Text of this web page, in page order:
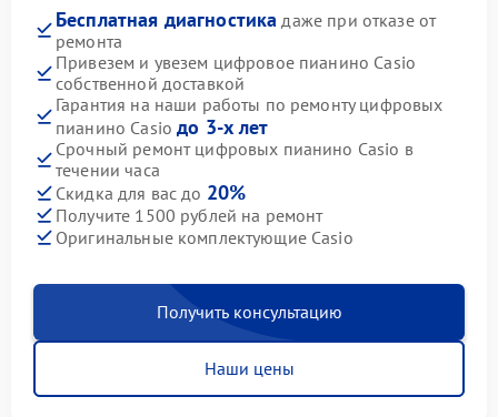
Бесплатная диагностика даже при отказе от
ремонта
Привезем и увезем цифровое пианино Casio
собственной доставкой
Гарантия на наши работы по ремонту цифровых
пианино Casioдо 3-х лет
Срочный ремонт цифровых пианино Casio в
течении часа
Скидка для вас до 20%
Получите 1500 рублей на ремонт
Оригинальные комплектующие Casio
Получить консультацию
Наши цены